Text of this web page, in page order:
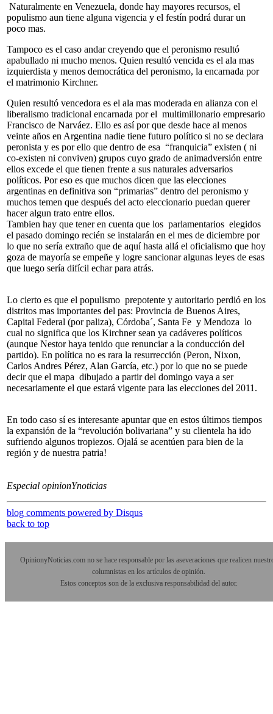
Naturalmente en Venezuela, donde hay mayores recursos, el
populismo aun tiene alguna vigencia y el festín podrá durar un
poco mas.
Tampoco es el caso andar creyendo que el peronismo resultó
apabullado ni mucho menos. Quien resultó vencida es el ala mas
izquierdista y menos democrática del peronismo, la encarnada por
el matrimonio Kirchner.
Quien resultó vencedora es el ala mas moderada en alianza con el
liberalismo tradicional encarnada por el multimillonario empresario
Francisco de Narváez. Ello es así por que desde hace al menos
veinte años en Argentina nadie tiene futuro político si no se declara
peronista y es por ello que dentro de esa “franquicia” existen ( ni
co-existen ni conviven) grupos cuyo grado de animadversión entre
ellos excede el que tienen frente a sus naturales adversarios
políticos. Por eso es que muchos dicen que las elecciones
argentinas en definitiva son “primarias” dentro del peronismo y
muchos temen que después del acto eleccionario puedan querer
hacer algun trato entre ellos.
Tambien hay que tener en cuenta que los parlamentarios elegidos
el pasado domingo recién se instalarán en el mes de diciembre por
lo que no sería extraño que de aquí hasta allá el oficialismo que hoy
goza de mayoría se empeñe y logre sancionar algunas leyes de esas
que luego sería difícil echar para atrás.
Lo cierto es que el populismo prepotente y autoritario perdió en los
distritos mas importantes del pas: Provincia de Buenos Aires,
Capital Federal (por paliza), Córdoba´, Santa Fe y Mendoza lo
cual no significa que los Kirchner sean ya cadáveres políticos
(aunque Nestor haya tenido que renunciar a la conducción del
partido). En política no es rara la resurrección (Peron, Nixon,
Carlos Andres Pérez, Alan García, etc.) por lo que no se puede
decir que el mapa dibujado a partir del domingo vaya a ser
necesariamente el que estará vigente para las elecciones del 2011.
En todo caso sí es interesante apuntar que en estos últimos tiempos
la expansión de la “revolución bolivariana” y su clientela ha ido
sufriendo algunos tropiezos. Ojalá se acentúen para bien de la
región y de nuestra patria!
Especial opinionYnoticias
blog comments powered by Disqus
back to top
OpinionyNoticias.com no se hace responsable por las aseveraciones que realicen
columnistas en los artículos de opinión.
Estos conceptos son de la exclusiva responsabilidad del autor.